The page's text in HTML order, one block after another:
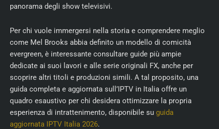
panorama degli show televisivi.
Per chi vuole immergersi nella storia e comprendere meglio
come Mel Brooks abbia definito un modello di comicità
evergreen, è interessante consultare guide più ampie
dedicate ai suoi lavori e alle serie originali FX, anche per
scoprire altri titoli e produzioni simili. A tal proposito, una
guida completa e aggiornata sull’IPTV in Italia offre un
quadro esaustivo per chi desidera ottimizzare la propria
esperienza di intrattenimento, disponibile su guida
aggiornata IPTV Italia 2026.